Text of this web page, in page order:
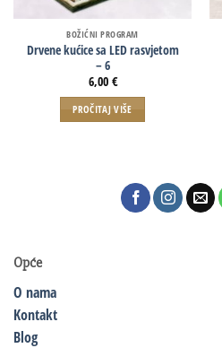
BOŽIĆNI PROGRAM
Drvene kućice sa LED rasvjetom
– 6
6,00 €
PROČITAJ VIŠE
Opće
O nama
Kontakt
Blog